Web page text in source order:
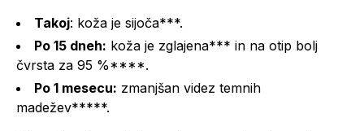
Takoj: koža je sijoča***.
Po 15 dneh: koža je zglajena*** in na otip bolj
čvrsta za 95 %****.
Po 1 mesecu: zmanjšan videz temnih
madežev*****.